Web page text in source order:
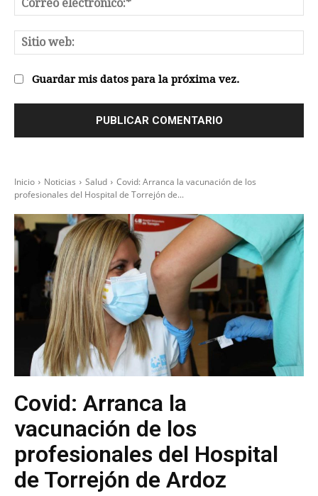
Guardar mis datos para la próxima vez.